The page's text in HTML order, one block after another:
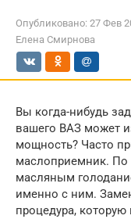
Опубликовано: 27 Фев
Елена Смирнова
Вы когда-нибудь
вашего ВАЗ может
мощность? Часто
маслоприемник. По
масляным
именно с ним.
процедура,